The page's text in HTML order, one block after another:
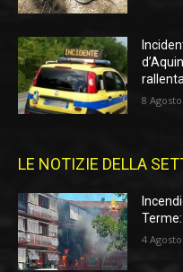
8
LE NOTIZIE DELLA
4